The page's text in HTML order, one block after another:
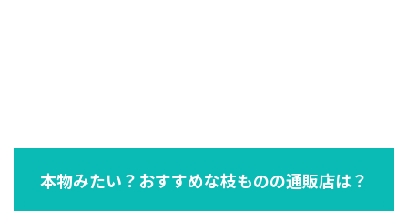
本物みたい？おすすめな枝ものの通販店は？